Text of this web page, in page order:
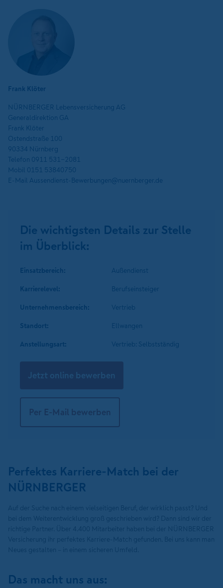
Frank Klöter
NÜRNBERGER Lebensversicherung AG
Generaldirektion GA
Frank Klöter
Ostendstraße 100
90334 Nürnberg
Telefon 0911 531-2081
Mobil 0151 53840750
E-Mail Aussendienst-Bewerbungen@nuernberger.de
Die wichtigsten Details zur Stelle
im Überblick:
Einsatzbereich:
Außendienst
Karrierelevel:
Berufseinsteiger
Unternehmens­bereich:
Vertrieb
Standort:
Ellwangen
Anstellungsart:
Vertrieb: Selbstständig
Jetzt online bewerben
Per E-Mail bewerben
Perfektes Karriere-Match bei der
NÜRNBERGER
Das macht uns aus: